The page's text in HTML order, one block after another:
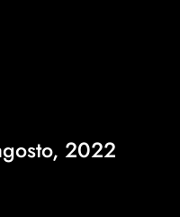
2022